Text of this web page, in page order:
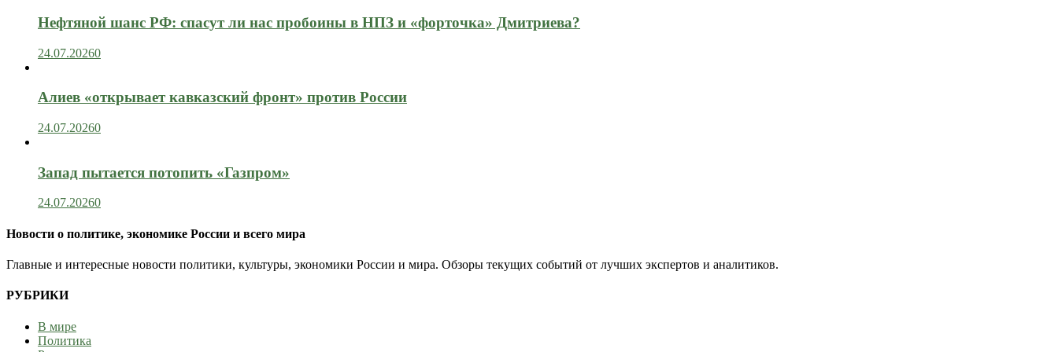
Нефтяной шанс РФ: спасут ли нас пробоины в НПЗ и «форточка» Дмитриева?
24.07.20260
Алиев «открывает кавказский фронт» против России
24.07.20260
Запад пытается потопить «Газпром»
24.07.20260
Новости о политике, экономике России и всего мира
Главные и интересные новости политики, культуры, экономики России и мира. Обзоры текущих событий от лучших экспертов и аналитиков.
РУБРИКИ
В мире
Политика